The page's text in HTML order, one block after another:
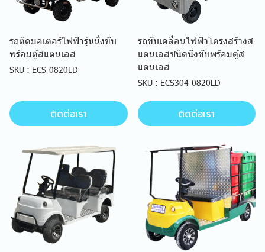
รถติดมอเตอร์ไฟฟ้ารุ่นนั่งขับ
พร้อมตู้สแตนเลส
SKU : ECS-0820LD
ติดต่อเรา
รถขับเคลื่อนไฟฟ้าโครงสร้างส
แตนเลสชนิดนั่งขับพร้อมตู้ส
แตนเลส
SKU : ECS304-0820LD
ติดต่อเรา